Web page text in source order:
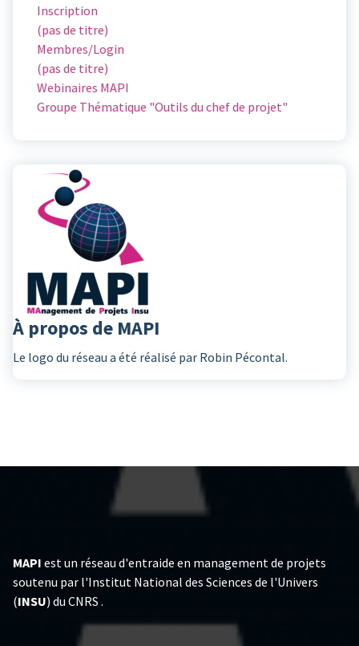
Inscription
(pas de titre)
Membres/Login
(pas de titre)
Webinaires MAPI
Groupe Thématique "Outils du chef de projet"
À propos de MAPI
Le logo du réseau a été réalisé par Robin Pécontal.
MAPI est un réseau d'entraide en management de projets
soutenu par l'Institut National des Sciences de l'Univers
(INSU) du CNRS .